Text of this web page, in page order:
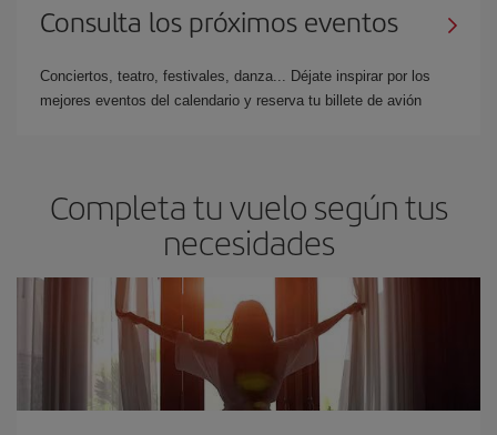
Consulta los próximos eventos
Conciertos, teatro, festivales, danza... Déjate inspirar por los
mejores eventos del calendario y reserva tu billete de avión
Completa tu vuelo según tus
necesidades